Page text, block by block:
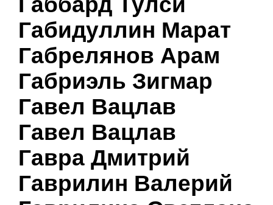
Габидуллин Марат
Габрелянов Арам
Габриэль Зигмар
Гавел Вацлав
Гавел Вацлав
Гавра Дмитрий
Гаврилин Валерий